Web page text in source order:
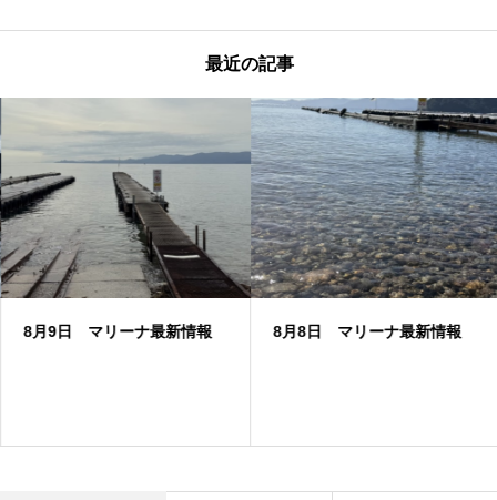
最近の記事
8月9日 マリーナ最新情報 8月8日 マリーナ最新情報